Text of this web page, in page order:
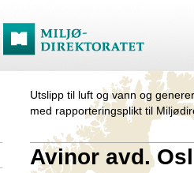
Utslipp til luft og vann og
med rapporteringsplikt til
Avinor avd.